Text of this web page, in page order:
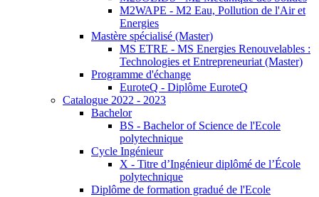
M2WAPE - M2 Eau, Pollution de l'Air et
Energies
Mastère spécialisé (Master)
MS ETRE - MS Energies Renouvelables :
Technologies et Entrepreneuriat (Master)
Programme d'échange
EuroteQ - Diplôme EuroteQ
Catalogue 2022 - 2023
Bachelor
BS - Bachelor of Science de l'Ecole
polytechnique
Cycle Ingénieur
X - Titre d’Ingénieur diplômé de l’École
polytechnique
Diplôme de formation gradué de l'Ecole